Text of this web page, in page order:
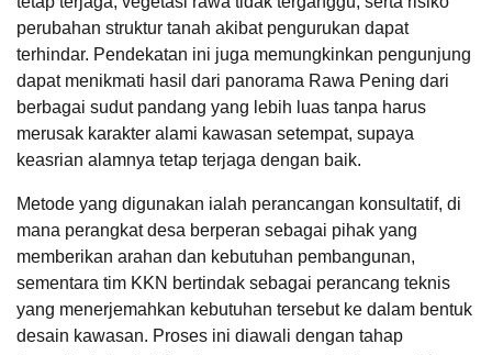
perubahan struktur tanah akibat pengurukan dapat
terhindar. Pendekatan ini juga memungkinkan pengunjung
dapat menikmati hasil dari panorama Rawa Pening dari
berbagai sudut pandang yang lebih luas tanpa harus
merusak karakter alami kawasan setempat, supaya
keasrian alamnya tetap terjaga dengan baik.
Metode yang digunakan ialah perancangan konsultatif, di
mana perangkat desa berperan sebagai pihak yang
memberikan arahan dan kebutuhan pembangunan,
sementara tim KKN bertindak sebagai perancang teknis
yang menerjemahkan kebutuhan tersebut ke dalam bentuk
desain kawasan. Proses ini diawali dengan tahap